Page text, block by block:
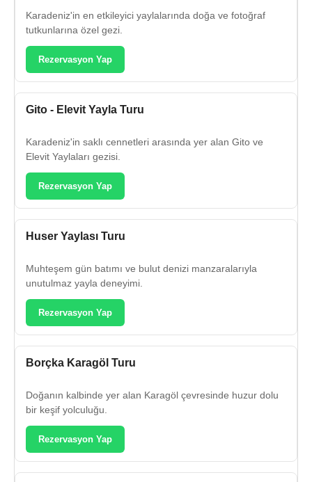
Karadeniz'in en etkileyici yaylalarında doğa ve fotoğraf
tutkunlarına özel gezi.
Rezervasyon Yap
Gito - Elevit Yayla Turu
Karadeniz'in saklı cennetleri arasında yer alan Gito ve
Elevit Yaylaları gezisi.
Rezervasyon Yap
Huser Yaylası Turu
Muhteşem gün batımı ve bulut denizi manzaralarıyla
unutulmaz yayla deneyimi.
Rezervasyon Yap
Borçka Karagöl Turu
Doğanın kalbinde yer alan Karagöl çevresinde huzur dolu
bir keşif yolculuğu.
Rezervasyon Yap